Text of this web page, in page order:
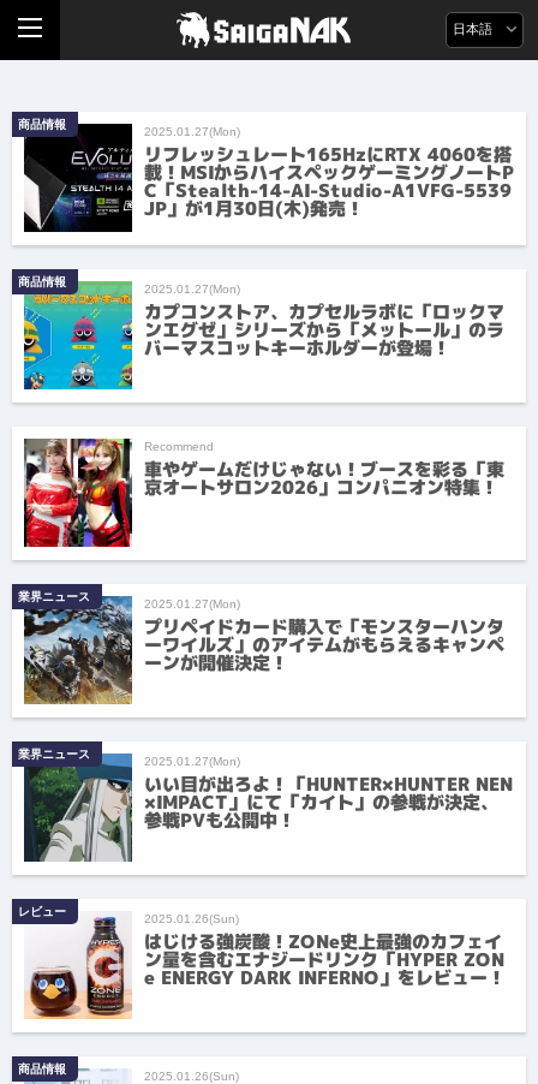
日本語
商品情報 2025.01.27(Mon)
リフレッシュレート165HzにRTX 4060を搭
載！MSIからハイスペックゲーミングノートP
C「Stealth-14-AI-Studio-A1VFG-5539
JP」が1月30日(木)発売！
商品情報 2025.01.27(Mon)
カプコンストア、カプセルラボに「ロックマ
ンエグゼ」シリーズから「メットール」のラ
バーマスコットキーホルダーが登場！
Recommend
車やゲームだけじゃない！ブースを彩る「東
京オートサロン2026」コンパニオン特集！
業界ニュース 2025.01.27(Mon)
プリペイドカード購入で「モンスターハンタ
ーワイルズ」のアイテムがもらえるキャンペ
ーンが開催決定！
業界ニュース 2025.01.27(Mon)
いい目が出ろよ！「HUNTER×HUNTER NEN
×IMPACT」にて「カイト」の参戦が決定、
参戦PVも公開中！
レビュー 2025.01.26(Sun)
はじける強炭酸！ZONe史上最強のカフェイ
ン量を含むエナジードリンク「HYPER ZON
e ENERGY DARK INFERNO」をレビュー！
商品情報 2025.01.26(Sun)